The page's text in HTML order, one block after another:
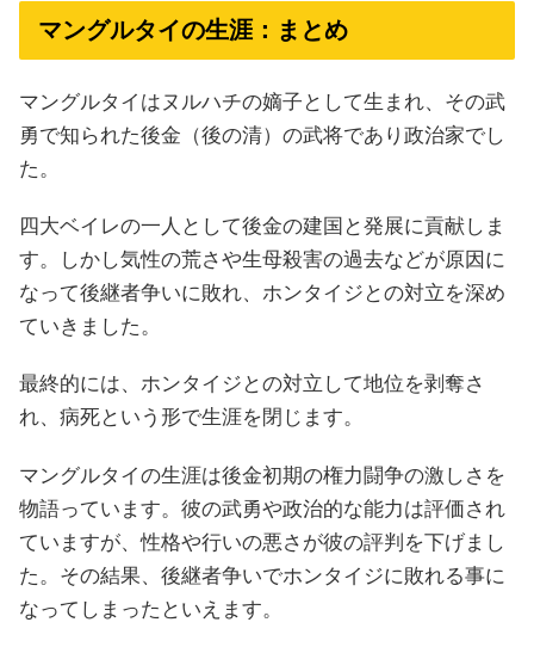
マングルタイの生涯：まとめ
マングルタイはヌルハチの嫡子として生まれ、その武
勇で知られた後金（後の清）の武将であり政治家でし
た。
四大ベイレの一人として後金の建国と発展に貢献しま
す。しかし気性の荒さや生母殺害の過去などが原因に
なって後継者争いに敗れ、ホンタイジとの対立を深め
ていきました。
最終的には、ホンタイジとの対立して地位を剥奪さ
れ、病死という形で生涯を閉じます。
マングルタイの生涯は後金初期の権力闘争の激しさを
物語っています。彼の武勇や政治的な能力は評価され
ていますが、性格や行いの悪さが彼の評判を下げまし
た。その結果、後継者争いでホンタイジに敗れる事に
なってしまったといえます。